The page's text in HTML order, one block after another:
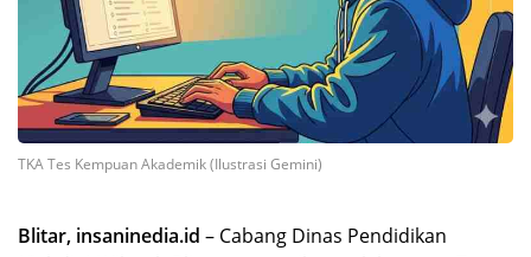
TKA Tes Kempuan Akademik (Ilustrasi Gemini)
Blitar, insaninedia.id – Cabang Dinas Pendidikan